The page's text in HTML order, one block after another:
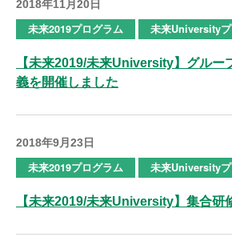
2018年11月20日
未来2019プログラム 未来University
【未来2019/未来University】グルー
義を開催しました
2018年9月23日
未来2019プログラム 未来University
【未来2019/未来University】集合研